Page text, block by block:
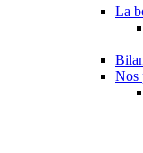
La
Nos